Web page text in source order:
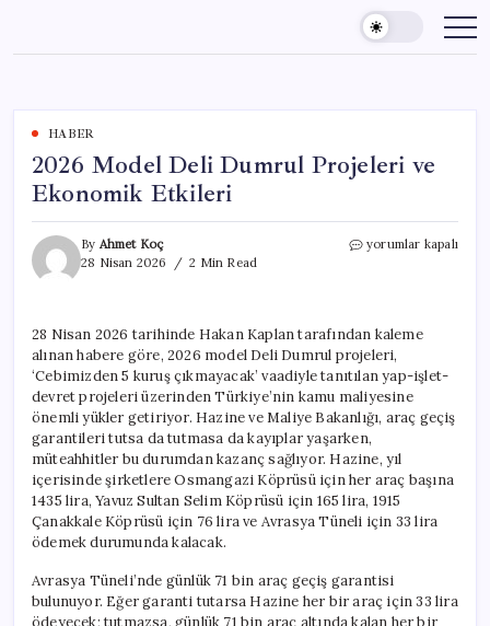
content
HABER
2026 Model Deli Dumrul Projeleri ve
Ekonomik Etkileri
By Ahmet Koç
28 Nisan 2026
2 Min Read
2026
ve
Ekonomik
Etkileri
için
yorumlar kapalı
28 Nisan 2026 tarihinde Hakan Kaplan tarafından kaleme
alınan habere göre, 2026 model Deli Dumrul projeleri,
‘Cebimizden 5 kuruş çıkmayacak’ vaadiyle tanıtılan yap-işlet-
devret projeleri üzerinden Türkiye’nin kamu maliyesine
önemli yükler getiriyor. Hazine ve Maliye Bakanlığı, araç geçiş
garantileri tutsa da tutmasa da kayıplar yaşarken,
müteahhitler bu durumdan kazanç sağlıyor. Hazine, yıl
içerisinde şirketlere Osmangazi Köprüsü için her araç başına
1435 lira, Yavuz Sultan Selim Köprüsü için 165 lira, 1915
Çanakkale Köprüsü için 76 lira ve Avrasya Tüneli için 33 lira
ödemek durumunda kalacak.
Avrasya Tüneli’nde günlük 71 bin araç geçiş garantisi
bulunuyor. Eğer garanti tutarsa Hazine her bir araç için 33 lira
ödeyecek; tutmazsa, günlük 71 bin araç altında kalan her bir